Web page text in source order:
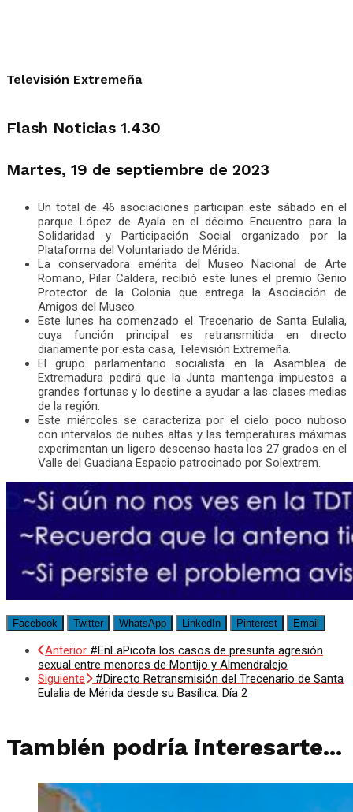
Televisión Extremeña
Flash Noticias 1.430
Martes, 19 de septiembre de 2023
Un total de 46 asociaciones participan este sábado en el
parque López de Ayala en el décimo Encuentro para la
Solidaridad y Participación Social organizado por la
Plataforma del Voluntariado de Mérida.
La conservadora emérita del Museo Nacional de Arte
Romano, Pilar Caldera, recibió este lunes el premio Genio
Protector de la Colonia que entrega la Asociación de
Amigos del Museo.
Este lunes ha comenzado el Trecenario de Santa Eulalia,
cuya función principal es retransmitida en directo
diariamente por esta casa, Televisión Extremeña.
El grupo parlamentario socialista en la Asamblea de
Extremadura pedirá que la Junta mantenga impuestos a
grandes fortunas y lo destine a ayudar a las clases medias
de la región.
Este miércoles se caracteriza por el cielo poco nuboso
con intervalos de nubes altas y las temperaturas máximas
experimentan un ligero descenso hasta los 27 grados en el
Valle del Guadiana Espacio patrocinado por Solextrem.
Facebook Twitter WhatsApp LinkedIn Pinterest Email
Anterior #EnLaPicota los casos de presunta agresión
sexual entre menores de Montijo y Almendralejo
Siguiente
#Directo Retransmisión del Trecenario de Santa
Eulalia de Mérida desde su Basílica. Día 2
También podría interesarte...